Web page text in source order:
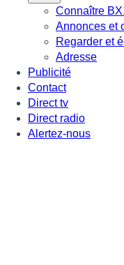
Connaître
Annonces et
Regarder et
Adresse
Publicité
Contact
Direct tv
Direct radio
Alertez-nous